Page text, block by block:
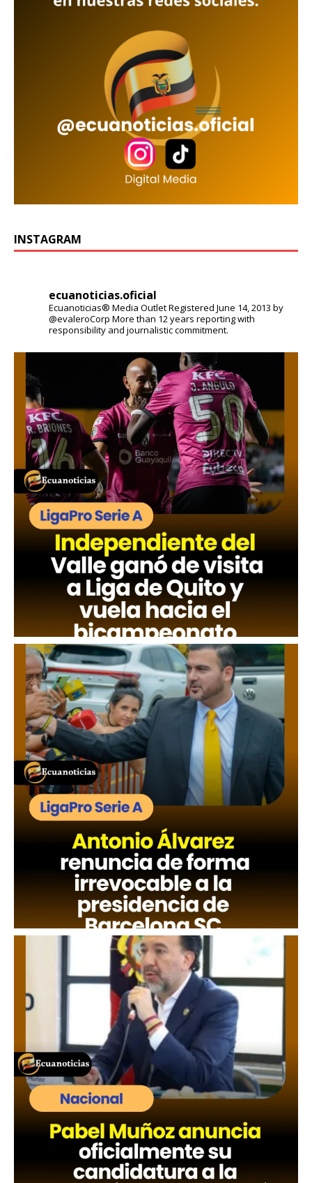
INSTAGRAM
ecuanoticias.oficial
Ecuanoticias® Media OutletRegistered June 14, 2013 by
@evaleroCorp More than 12 years reporting with
responsibility and journalistic commitment.